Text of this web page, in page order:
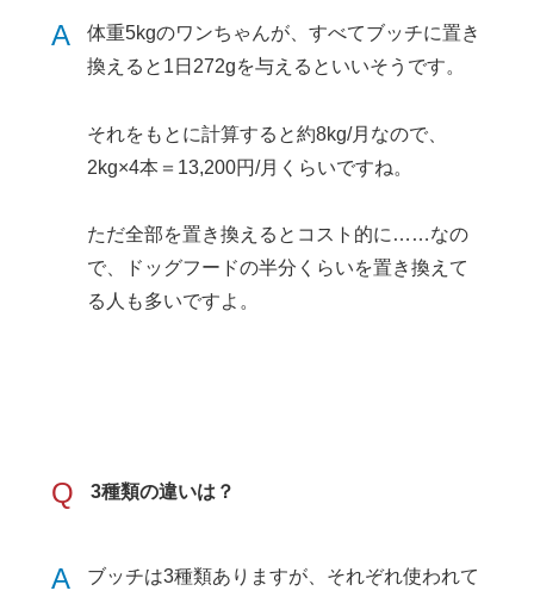
A
体重5kgのワンちゃんが、すべてブッチに置き
換えると1日272gを与えるといいそうです。
それをもとに計算すると約8kg/月なので、
2kg×4本＝13,200円/月くらいですね。
ただ全部を置き換えるとコスト的に……なの
で、ドッグフードの半分くらいを置き換えて
る人も多いですよ。
Q 3種類の違いは？
A
ブッチは3種類ありますが、それぞれ使われて